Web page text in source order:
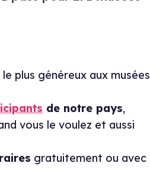
plus généreux aux musées
de notre pays,
vous le voulez et aussi
gratuitement ou avec